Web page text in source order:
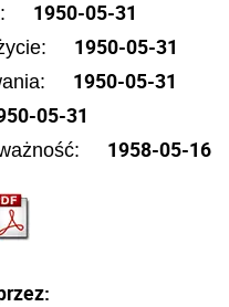
1950-05-31
1950-05-31
1950-05-31
05-31
1958-05-16